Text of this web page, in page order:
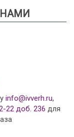
info@ivverh.ru,
22 доб. 236 для